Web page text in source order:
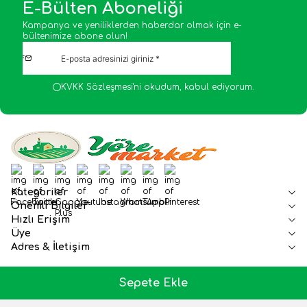
Sepete Ekle
E-Bülten Aboneliği
Kampanya ve yeniliklerden haberdar olmak için e-
bültenimize abone olun!
KVKK Sözleşmesi'ni okudum, kabul ediyorum.
Facebook
TwitterGoogle-Plus
YoutubeInstagram
WhatsApp
TumblrPinterest
Kategoriler
Önemli Bilgiler
Hızlı Erişim
Üye
Adres & İletişim